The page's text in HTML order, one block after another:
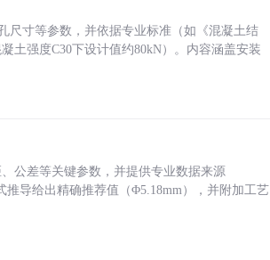
尺寸等参数，并依据专业标准（如《混凝土结
土强度C30下设计值约80kN）。内容涵盖安装
公差等关键参数，并提供专业数据来源
推导给出精确推荐值（Φ5.18mm），并附加工艺